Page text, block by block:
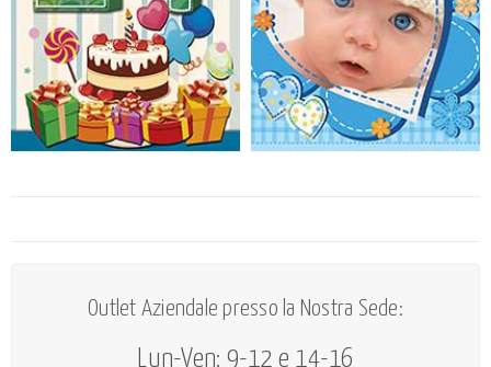
Outlet Aziendale presso la Nostra Sede:
Lun-Ven: 9-12 e 14-16